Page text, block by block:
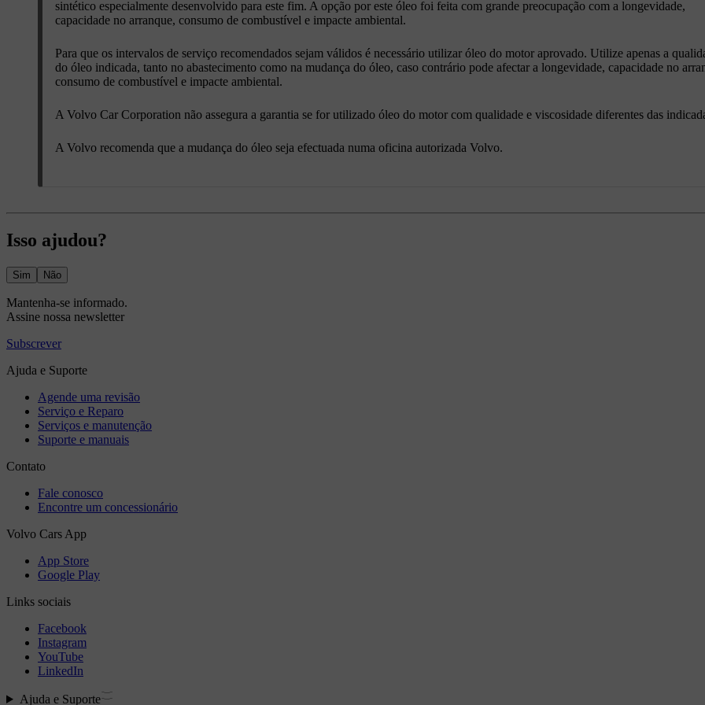
sintético especialmente desenvolvido para este fim. A opção por este óleo foi feita com grande preocupação com a longevidade,
capacidade no arranque, consumo de combustível e impacte ambiental.
Para que os intervalos de serviço recomendados sejam válidos é necessário utilizar óleo do motor aprovado. Utilize apenas a
do óleo indicada, tanto no abastecimento como na mudança do óleo, caso contrário pode afectar a longevidade, capacidade no
consumo de combustível e impacte ambiental.
A Volvo Car Corporation não assegura a garantia se for utilizado óleo do motor com qualidade e viscosidade diferentes das
A Volvo recomenda que a mudança do óleo seja efectuada numa oficina autorizada Volvo.
Isso ajudou?
Sim Não